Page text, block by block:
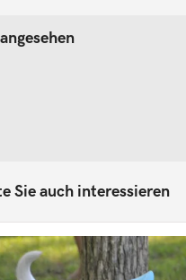
Sie auch interessieren